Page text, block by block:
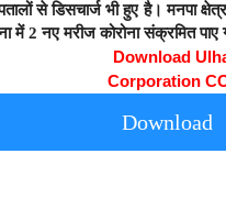
से डिसचार्ज भी हुए है।मनपा
में 2 नए मरीज कोरोना संक्रमित पाए
Download
Corporation
Download